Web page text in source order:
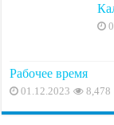
Рабочее время
01.12.2023 8,478